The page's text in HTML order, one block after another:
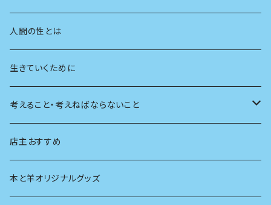
学校
動物
植物
天体
生物
人間の性とは
生きていくために
考えること・考えねばならないこと
創元社 シリーズ「あいだで考える」
店主おすすめ
本と羊オリジナルグッズ